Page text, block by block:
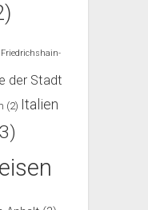
Friedrichshain-
der Stadt
(2) Italien